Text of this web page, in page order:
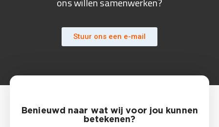
Stuur ons een e-mail
Benieuwd naar wat wij voor jou kunnen
betekenen?